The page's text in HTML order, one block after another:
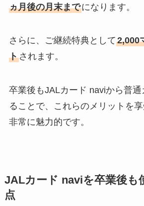
ヵ月後の月末までになります。
さらに、ご継続特典として2,000
トされます。
卒業後もJALカード naviから普
ることで、これらのメリットを享
非常に魅力的です。
JALカード naviを卒業後も
点